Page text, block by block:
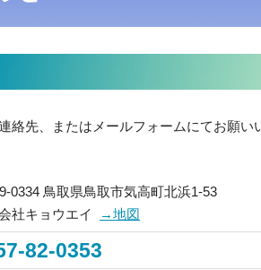
絡先、またはメールフォームにてお願い
0334 鳥取県鳥取市気高町北浜1-53
社キョウエイ
→地図
82-0353